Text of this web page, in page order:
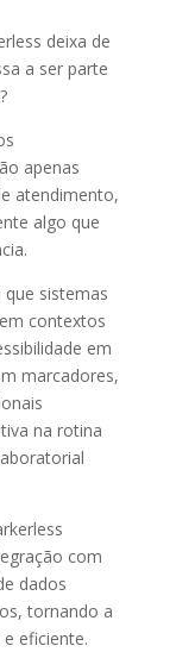
deixa de
a ser parte
apenas
atendimento,
algo que
sistemas
contextos
em
marcadores,
na rotina
com
dados
tornando a
eficiente.